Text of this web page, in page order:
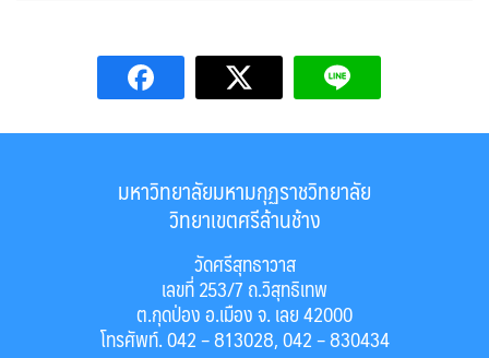
มหาวิทยาลัยมหามกุฏราชวิทยาลัย
วิทยาเขตศรีล้านช้าง
วัดศรีสุทธาวาส
เลขที่ 253/7 ถ.วิสุทธิเทพ
ต.กุดป่อง อ.เมือง จ. เลย 42000
โทรศัพท์. 042 – 813028, 042 – 830434